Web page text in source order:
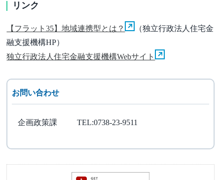
リンク
【フラット35】地域連携型とは？
（独立行政法人住宅金
融支援機構HP）
独立行政法人住宅金融支援機構Webサイト
お問い合わせ
企画政策課 TEL:0738-23-9511